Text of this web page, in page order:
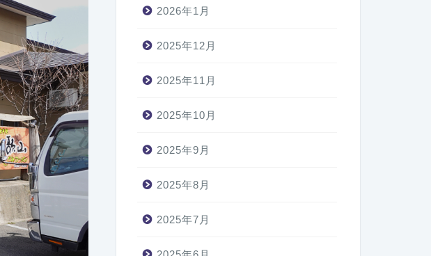
2026年1月
2025年12月
2025年11月
2025年10月
2025年9月
2025年8月
2025年7月